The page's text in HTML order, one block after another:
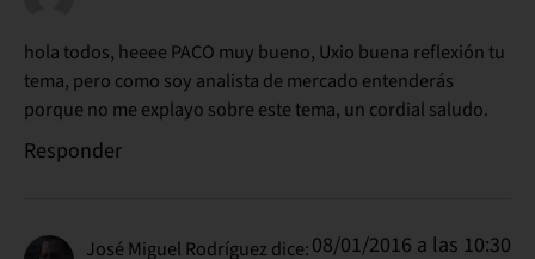
hola todos, heeee PACO muy bueno, Uxio buena reflexión tu
tema, pero como soy analista de mercado entenderás
porque no me explayo sobre este tema, un cordial saludo.
Responder
José Miguel Rodríguezdice:08/01/2016 a las 10:30